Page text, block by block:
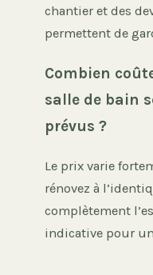
chantier et des
permettent de
Combien
salle de bain
prévus ?
Le prix varie
rénovez à
complètement
indicative pour